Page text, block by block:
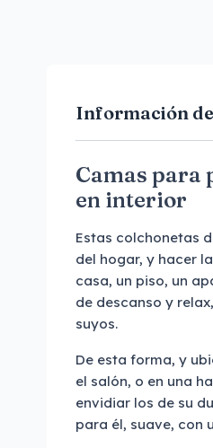
Información
Camas para
en interior
Estas colchonetas
del hogar, y hacer
casa, un piso, un
de descanso y
suyos.
De esta forma, y
el salón, o en una
envidiar los de su
para él, suave, con